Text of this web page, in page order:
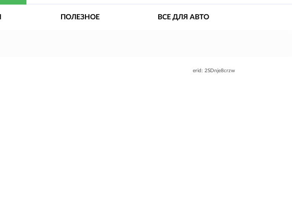
ПОЛЕЗНОЕ ВСЕ ДЛЯ АВТО
erid: 2SDnje8crzw